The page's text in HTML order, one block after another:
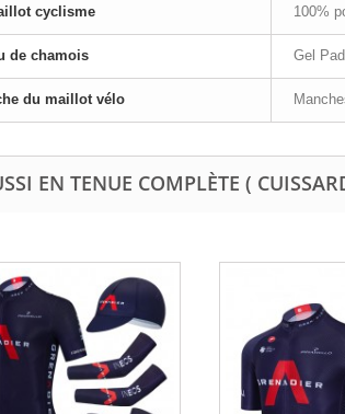
cyclisme 100%
de chamois Gel
du maillot vélo
EN TENUE COMPLÈTE (